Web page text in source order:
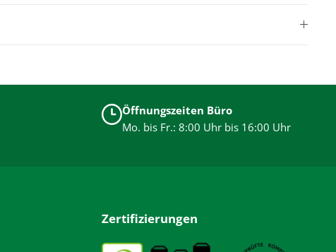
Öffnungszeiten Büro
Mo. bis Fr.: 8:00 Uhr bis 16:00 Uhr
Zertifizierungen